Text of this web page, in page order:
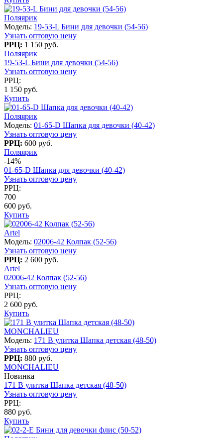
Поляярик
Модель: 19-53-L Бини для девочки (54-56)
Узнать оптовую цену
РРЦ: 1 150 руб.
Поляярик
19-53-L Бини для девочки (54-56)
Узнать оптовую цену
РРЦ:
1 150 руб.
Купить
Поляярик
Модель: 01-65-D Шапка для девочки (40-42)
Узнать оптовую цену
РРЦ: 600 руб.
Поляярик
-14%
01-65-D Шапка для девочки (40-42)
Узнать оптовую цену
РРЦ:
700
600 руб.
Купить
Artel
Модель: 02006-42 Колпак (52-56)
Узнать оптовую цену
РРЦ: 2 600 руб.
Artel
02006-42 Колпак (52-56)
Узнать оптовую цену
РРЦ:
2 600 руб.
Купить
MONCHALIEU
Модель: 171 B улитка Шапка детская (48-50)
Узнать оптовую цену
РРЦ: 880 руб.
MONCHALIEU
Новинка
171 B улитка Шапка детская (48-50)
Узнать оптовую цену
РРЦ:
880 руб.
Купить